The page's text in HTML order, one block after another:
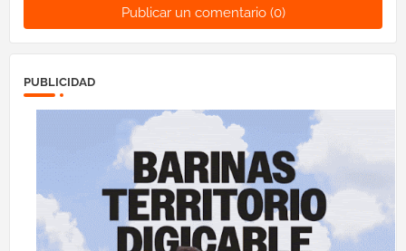
Publicar un comentario (0)
PUBLICIDAD